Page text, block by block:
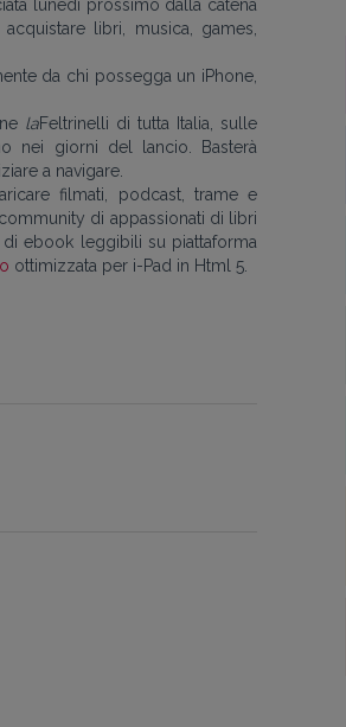
lunedì prossimo dalla catena
libri, musica, games,
da chi possegga un iPhone,
laFeltrinelli di tutta Italia, sulle
nei giorni del lancio. Basterà
a navigare.
filmati, podcast, trame e
di appassionati di libri
ebook leggibili su piattaforma
ottimizzata per i-Pad in Html 5.